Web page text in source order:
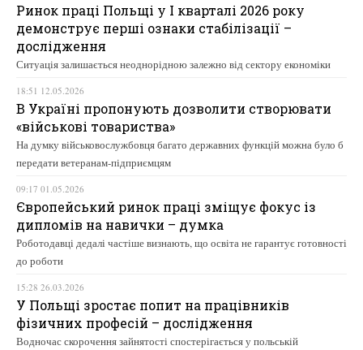
Ринок праці Польщі у І кварталі 2026 року
демонструє перші ознаки стабілізації –
дослідження
Ситуація залишається неоднорідною залежно від сектору економіки
18:51 12.05.2026
В Україні пропонують дозволити створювати
«військові товариства»
На думку військовослужбовця багато державних функцій можна було б
передати ветеранам-підприємцям
09:17 01.05.2026
Європейський ринок праці зміщує фокус із
дипломів на навички – думка
Роботодавці дедалі частіше визнають, що освіта не гарантує готовності
до роботи
15:28 26.03.2026
У Польщі зростає попит на працівників
фізичних професій – дослідження
Водночас скорочення зайнятості спостерігається у польській